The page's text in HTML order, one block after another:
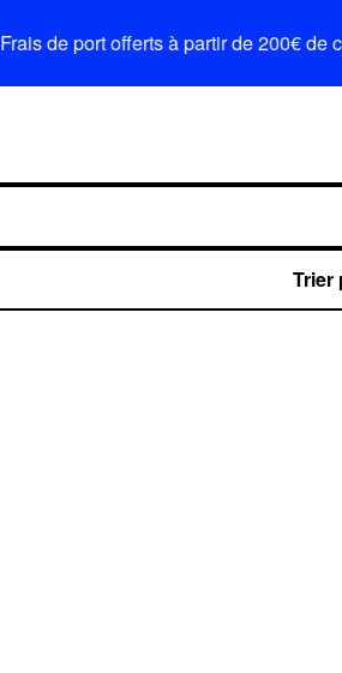
Frais de port offerts à partir de 200€ de
Trier